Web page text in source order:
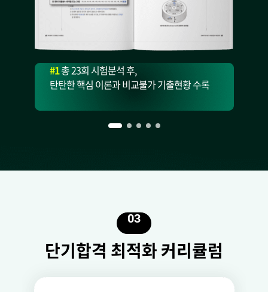
#1총 23회 시험분석 후,
탄탄한 핵심 이론과 비교불가 기출현황 수록
03
단기합격 최적화 커리큘럼